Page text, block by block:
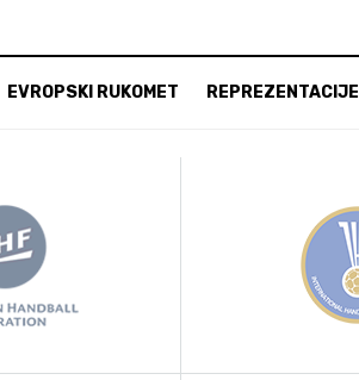
EVROPSKI RUKOMET REPREZENTACIJE